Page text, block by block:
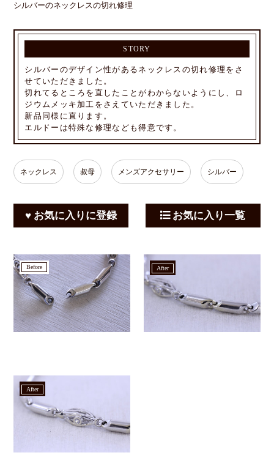
シルバーのネックレスの切れ修理
STORY
シルバーのデザイン性があるネックレスの切れ修理をさ
せていただきました。
切れてるところを直したことがわからないようにし、ロ
ジウムメッキ加工をさえていただきました。
新品同様に直ります。
エルドーは特殊な修理なども得意です。
ネックレス 叔母 メンズアクセサリー シルバー
♥ お気に入りに登録 お気に入り一覧
before after
after